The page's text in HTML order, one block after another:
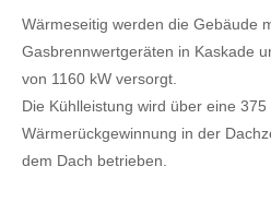
Wärmeseitig werden die Gebäude
Gasbrennwertgeräten in Kaskade
von 1160 kW versorgt.
Die Kühlleistung wird über eine
Wärmerückgewinnung in der
dem Dach betrieben.